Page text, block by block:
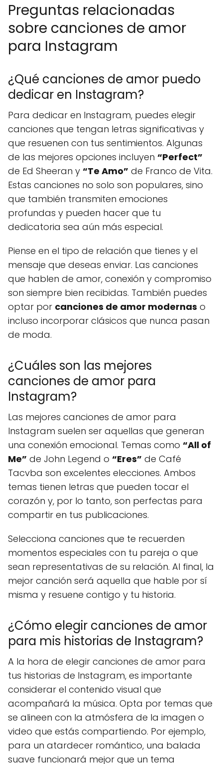
Preguntas relacionadas
sobre canciones de amor
para Instagram
¿Qué canciones de amor puedo
dedicar en Instagram?
Para dedicar en Instagram, puedes elegir
canciones que tengan letras significativas y
que resuenen con tus sentimientos. Algunas
de las mejores opciones incluyen “Perfect”
de Ed Sheeran y “Te Amo” de Franco de Vita.
Estas canciones no solo son populares, sino
que también transmiten emociones
profundas y pueden hacer que tu
dedicatoria sea aún más especial.
Piense en el tipo de relación que tienes y el
mensaje que deseas enviar. Las canciones
que hablen de amor, conexión y compromiso
son siempre bien recibidas. También puedes
optar por canciones de amor modernas o
incluso incorporar clásicos que nunca pasan
de moda.
¿Cuáles son las mejores
canciones de amor para
Instagram?
Las mejores canciones de amor para
Instagram suelen ser aquellas que generan
una conexión emocional. Temas como “All of
Me” de John Legend o “Eres” de Café
Tacvba son excelentes elecciones. Ambos
temas tienen letras que pueden tocar el
corazón y, por lo tanto, son perfectas para
compartir en tus publicaciones.
Selecciona canciones que te recuerden
momentos especiales con tu pareja o que
sean representativas de su relación. Al final, la
mejor canción será aquella que hable por sí
misma y resuene contigo y tu historia.
¿Cómo elegir canciones de amor
para mis historias de Instagram?
A la hora de elegir canciones de amor para
tus historias de Instagram, es importante
considerar el contenido visual que
acompañará la música. Opta por temas que
se alineen con la atmósfera de la imagen o
video que estás compartiendo. Por ejemplo,
para un atardecer romántico, una balada
suave funcionará mejor que un tema